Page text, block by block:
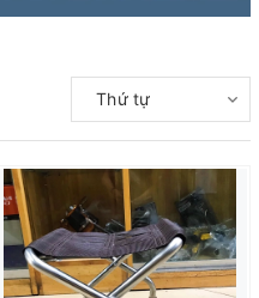
Thứ tự